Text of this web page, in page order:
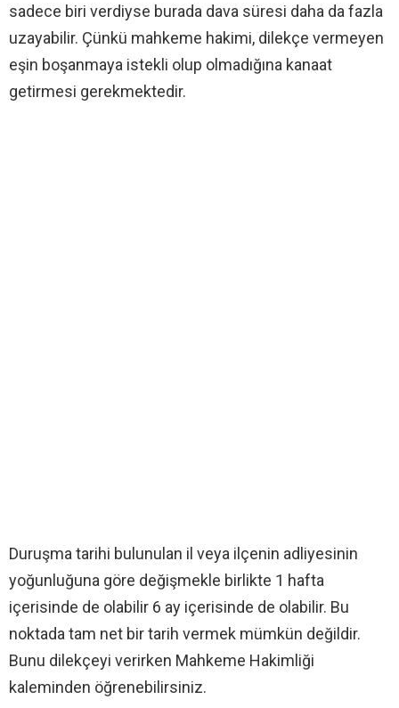
sadece biri verdiyse burada dava süresi daha da fazla
uzayabilir. Çünkü mahkeme hakimi, dilekçe vermeyen
eşin boşanmaya istekli olup olmadığına kanaat
getirmesi gerekmektedir.
Duruşma tarihi bulunulan il veya ilçenin adliyesinin
yoğunluğuna göre değişmekle birlikte 1 hafta
içerisinde de olabilir 6 ay içerisinde de olabilir. Bu
noktada tam net bir tarih vermek mümkün değildir.
Bunu dilekçeyi verirken Mahkeme Hakimliği
kaleminden öğrenebilirsiniz.